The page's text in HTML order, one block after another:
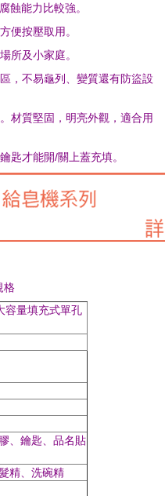
蝕能力比較強。
便按壓取用。
所及小家庭。
，不易龜列、變質還有防盜設
材質堅固，明亮外觀，適合用
匙才能開/關上蓋充填。
格
容量填充式單孔
、鑰匙、品名貼
精、洗碗精